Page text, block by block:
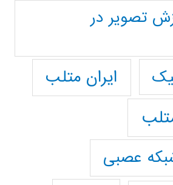
تصوير در
ایران متلب
عصبی